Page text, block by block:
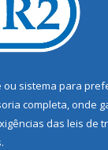
ou sistema para
completa, onde
das leis de